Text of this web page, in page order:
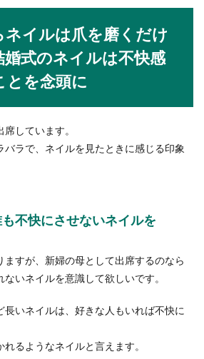
ネイルは爪を磨くだけ
婚式のネイルは不快感
とを念頭に
しています。
バラで、ネイルを見たときに感じる印象
不快にさせないネイルを
ますが、新婦の母として出席するのなら
いネイルを意識して欲しいです。
長いネイルは、好きな人もいれば不快に
るようなネイルと言えます。